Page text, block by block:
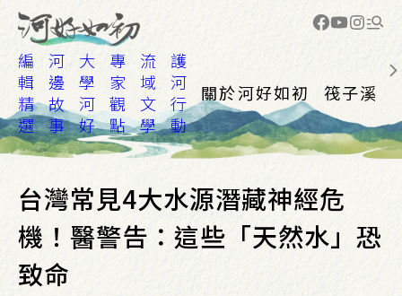
編
輯
精
選
河
邊
故
事
大
學
河
好
專
家
觀
點
流
域
文
學
護
河
行
動
關於河好如初 筏子溪
台灣常見4大水源潛藏神經危
機！醫警告：這些「天然水」恐
致命